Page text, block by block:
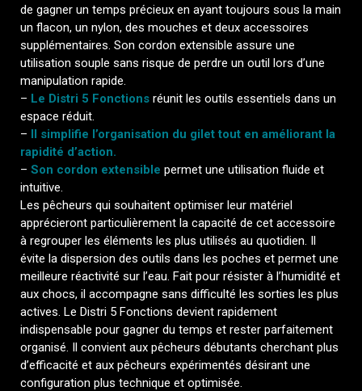
de gagner un temps précieux en ayant toujours sous la main
un flacon, un nylon, des mouches et deux accessoires
supplémentaires. Son cordon extensible assure une
utilisation souple sans risque de perdre un outil lors d’une
manipulation rapide.
– Le Distri 5 Fonctions réunit les outils essentiels dans un
espace réduit.
– Il simplifie l’organisation du gilet tout en améliorant la
rapidité d’action.
– Son cordon extensible permet une utilisation fluide et
intuitive.
Les pêcheurs qui souhaitent optimiser leur matériel
apprécieront particulièrement la capacité de cet accessoire
à regrouper les éléments les plus utilisés au quotidien. Il
évite la dispersion des outils dans les poches et permet une
meilleure réactivité sur l’eau. Fait pour résister à l’humidité et
aux chocs, il accompagne sans difficulté les sorties les plus
actives. Le Distri 5 Fonctions devient rapidement
indispensable pour gagner du temps et rester parfaitement
organisé. Il convient aux pêcheurs débutants cherchant plus
d’efficacité et aux pêcheurs expérimentés désirant une
configuration plus technique et optimisée.